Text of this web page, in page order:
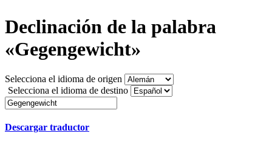
Declinación de la palabra
«Gegengewicht»
Selecciona el idioma de origen
Selecciona el idioma de destino
Descargar traductor